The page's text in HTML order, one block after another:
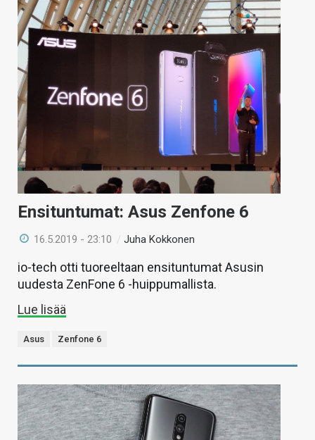
Ensituntumat: Asus Zenfone 6
16.5.2019 - 23:10 /Juha Kokkonen
io-tech otti tuoreeltaan ensituntumat Asusin
uudesta ZenFone 6 -huippumallista.
Lue lisää
Asus Zenfone 6